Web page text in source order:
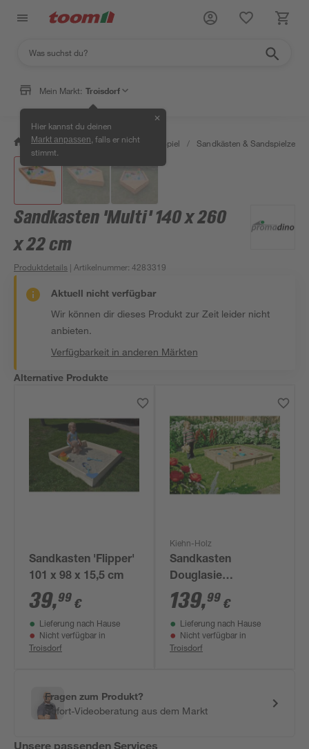
Mein Markt: Troisdorf
Hier kannst du deinen
Markt anpassen , falls er nicht
stimmt.
✕
/ Garten & Freizeit / Outdoor & Spiel / Sandkästen & Sandspielzeug
Sandkasten 'Multi' 140 x 260
x 22 cm
Produktdetails | Artikelnummer:4283319
Aktuell nicht verfügbar
Wir können dir dieses Produkt zur Zeit leider nicht
anbieten.
Verfügbarkeit in anderen Märkten
Alternative Produkte
Sandkasten 'Flipper'
101 x 98 x 15,5 cm
39,99 €
Lieferung nach Hause
Nicht verfügbar in
Troisdorf
Kiehn-Holz
Sandkasten
Douglasie
naturfarben 150 x 24
x 150 cm
139,99 €
Lieferung nach Hause
Nicht verfügbar in
Troisdorf
Fragen zum Produkt?
Sofort-Videoberatung aus dem Markt
Unsere passenden Services